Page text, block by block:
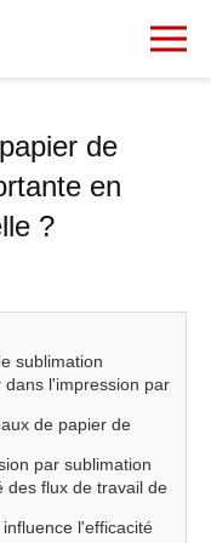
Pourquoi l'épaisseur du
impression
de
en
?
sublimation
l'impression par
de papier de
par sublimation
des flux de travail de
l'efficacité